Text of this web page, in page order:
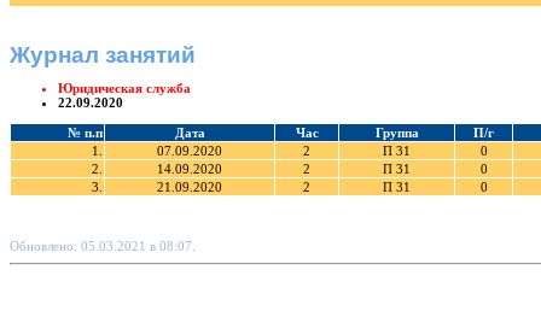
Журнал занятий
Юридическая служба
22.09.2020
№ п.п Дата Час Группа
П/г
1.
07.09.2020 2 П 31
0
2.
14.09.2020 2 П 31
0
3.
21.09.2020 2 П 31 0
Обновлено: 05.03.2021 в 08:07.